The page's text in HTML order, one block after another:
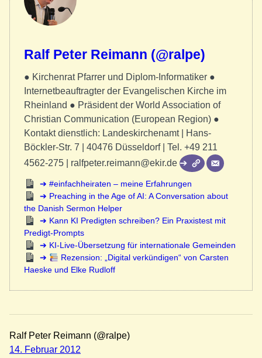
Ralf Peter Reimann (@ralpe)
● Kirchenrat Pfarrer und Diplom-Informatiker ●
Internetbeauftragter der Evangelischen Kirche im
Rheinland ● Präsident der World Association of
Christian Communication (European Region) ●
Kontakt dienstlich: Landeskirchenamt | Hans-
Böckler-Str. 7 | 40476 Düsseldorf | Tel. +49 211
4562-275 | ralfpeter.reimann@ekir.de
#einfachheiraten – meine Erfahrungen
Preaching in the Age of AI: A Conversation about
the Danish Sermon Helper
Kann KI Predigten schreiben? Ein Praxistest mit
Predigt-Prompts
KI-Live-Übersetzung für internationale Gemeinden
Rezension: „Digital verkündigen“ von Carsten
Haeske und Elke Rudloff
Ralf Peter Reimann (@ralpe)
14. Februar 2012